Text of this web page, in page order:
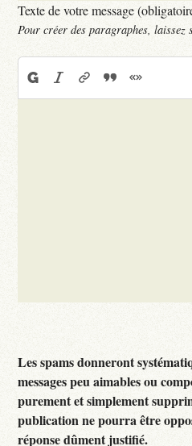
Texte de votre message
Pour créer des paragraphes, laissez
Les spams donneront
messages peu aimables ou
purement et simplement
publication ne pourra être
réponse dûment justifié.